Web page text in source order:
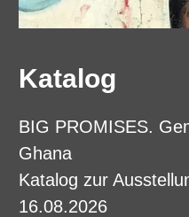
Katalog
BIG PROMISES.
Ghana
Katalog zur
16.08.2026